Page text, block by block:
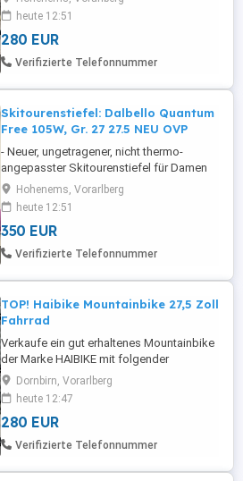
des langen Radstands für Erwachsene
oder großgewachsene Jugendliche
geeignet. Besichtigung und Abholung in
Hohenems (AT).
heute 12:51
280 EUR
Verifizierte Telefonnummer
Skitourenstiefel: Dalbello Quantum
Free 105W, Gr. 27 27.5 NEU OVP
- Neuer, ungetragener, nicht thermo-
angepasster Skitourenstiefel für Damen
bzw. Personen mit schmalem Fuss -
Weitere infos siehe Website - Kompatibel
mit PIN-Bindungen - Leicht & trotzdem
stabil in der Abfahrt - Modelljahr 2022 -
Abholung in Hohenems oder Bürs
...
Hohenems, Vorarlberg
heute 12:51
350 EUR
Verifizierte Telefonnummer
TOP! Haibike Mountainbike 27,5 Zoll
Fahrrad
Verkaufe ein gut erhaltenes Mountainbike
der Marke HAIBIKE mit folgender
Bestückung: Shimano 24 Gänge Shimano
hydraulische Bremsen Federgabel mit ein
aus Funktion 27,5 Zoll Felgen
Nabendynamo Katzenaugen Geeignet für
Personen ab 150 - 170 cm + -.
Probefahren in Dornbirn ...
Dornbirn, Vorarlberg
heute 12:47
280 EUR
Verifizierte Telefonnummer